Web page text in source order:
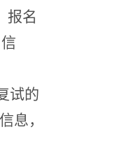
报名
试的
息，